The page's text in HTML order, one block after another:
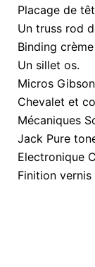
Placage de
Un truss rod
Binding
Un sillet os.
Micros Gibson
Chevalet et
Mécaniques
Jack Pure
Electronique
Finition